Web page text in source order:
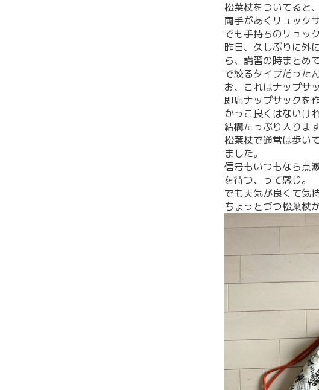
松葉杖をついてると
両手があくリュック
でも手持ちのリュッ
昨日、久しぶりに外
ら、講習の時まとめ
で絞るタイプだった
お、これはナップサ
即席ナップサックを
かっこ良くはないけ
結構たっぷり入ります
松葉杖で通常は歩い
ました。
信号もいつもなら点
を待つ、って感じ。
でも天気が良くて気
ちょっとづつ松葉杖